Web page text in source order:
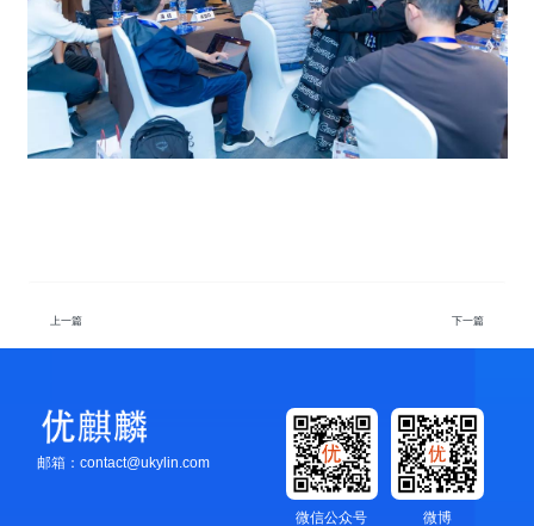
上一篇 下一篇
邮箱：contact@ukylin.com
微博
微信公众号